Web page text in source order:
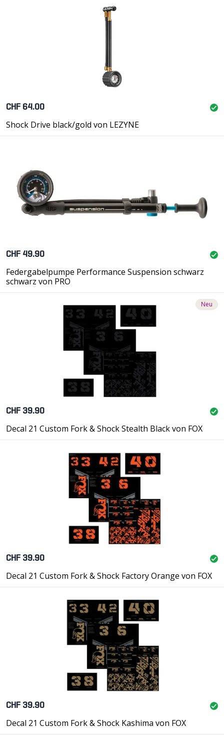
CHF 64.00
Shock Drive black/gold von LEZYNE
CHF 49.90
Federgabelpumpe Performance Suspension schwarz
schwarz von PRO
Neu
CHF 39.90
Decal 21 Custom Fork & Shock Stealth Black von FOX
CHF 39.90
Decal 21 Custom Fork & Shock Factory Orange von FOX
CHF 39.90
Decal 21 Custom Fork & Shock Kashima von FOX